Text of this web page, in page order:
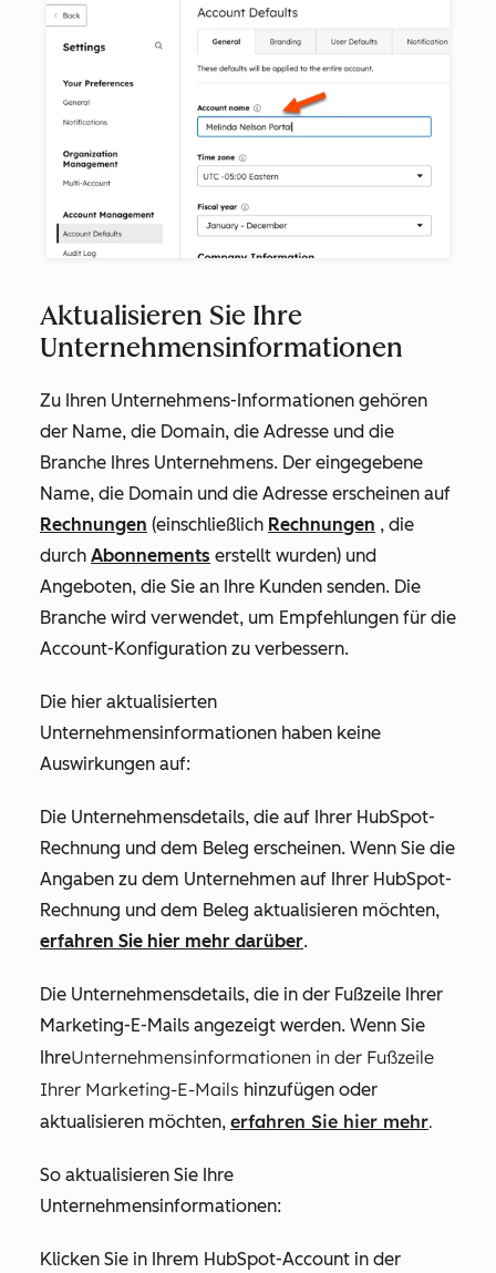
Aktualisieren Sie Ihre
Unternehmensinformationen
Zu Ihren Unternehmens-Informationen gehören
der Name, die Domain, die Adresse und die
Branche Ihres Unternehmens. Der eingegebene
Name, die Domain und die Adresse erscheinen auf
Rechnungen (einschließlich Rechnungen , die
durch Abonnements erstellt wurden) und
Angeboten, die Sie an Ihre Kunden senden. Die
Branche wird verwendet, um Empfehlungen für die
Account-Konfiguration zu verbessern.
Die hier aktualisierten
Unternehmensinformationen haben keine
Auswirkungen auf:
Die Unternehmensdetails, die auf Ihrer HubSpot-
Rechnung und dem Beleg erscheinen. Wenn Sie die
Angaben zu dem Unternehmen auf Ihrer HubSpot-
Rechnung und dem Beleg aktualisieren möchten,
erfahren Sie hier mehr darüber.
Die Unternehmensdetails, die in der Fußzeile Ihrer
Marketing-E-Mails angezeigt werden. Wenn Sie
IhreUnternehmensinformationen in der Fußzeile
Ihrer Marketing-E-Mails hinzufügen oder
aktualisieren möchten, erfahren Sie hier mehr.
So aktualisieren Sie Ihre
Unternehmensinformationen:
Klicken Sie in Ihrem HubSpot-Account in der